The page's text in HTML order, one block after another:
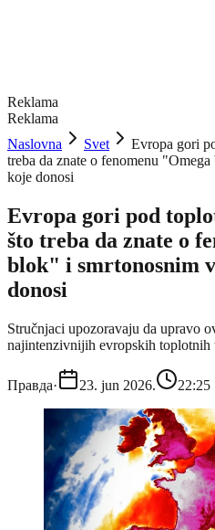
Reklama
Reklama
Naslovna
Svet
Evropa gori
treba da znate o fenomenu
koje donosi
Evropa gori pod
što treba da znate o
blok" i smrtonosnim
donosi
Stručnjaci upozoravaju da upravo
najintenzivnijih evropskih toplotnih
Правда· 23. jun 2026. 22:25